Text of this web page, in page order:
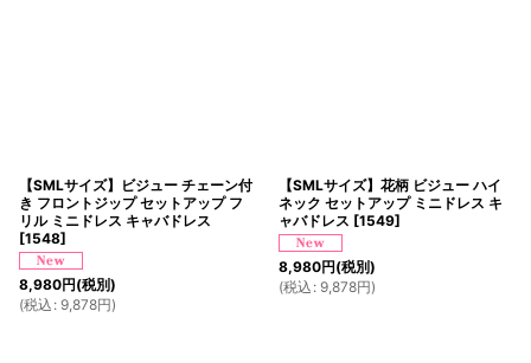
【SMLサイズ】ビジュー チェーン付
き フロントジップ セットアップ フ
リル ミニドレス キャバドレス
[1548]
8,980円(税別)
(税込 : 9,878円)
【SMLサイズ】花柄 ビジュー ハイ
ネック セットアップ ミニドレス キ
ャバドレス [1549]
8,980円(税別)
(税込 : 9,878円)